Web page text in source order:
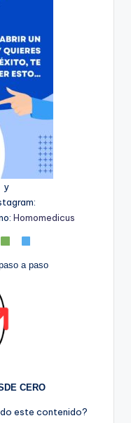
y
Homomedicus
a paso
CERO
este contenido?